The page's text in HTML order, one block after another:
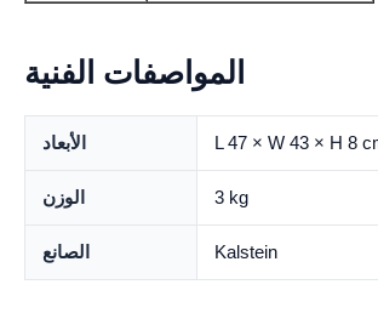
المواصفات الفنية
الأبعاد L 47 × W 43 × H 8
الوزن 3 kg
الصانع Kalstein